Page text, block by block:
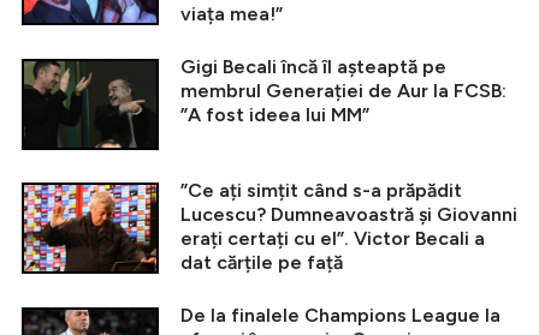
viața mea!”
Gigi Becali încă îl așteaptă pe
membrul Generației de Aur la FCSB:
”A fost ideea lui MM”
”Ce ați simțit când s-a prăpădit
Lucescu? Dumneavoastră și Giovanni
erați certați cu el”. Victor Becali a
dat cărțile pe față
De la finalele Champions League la